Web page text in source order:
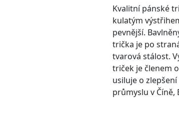
Kvalitní pánské
kulatým
pevnější.
trička je po
tvarová stálost.
triček je členem
usiluje o
průmyslu v Číně,